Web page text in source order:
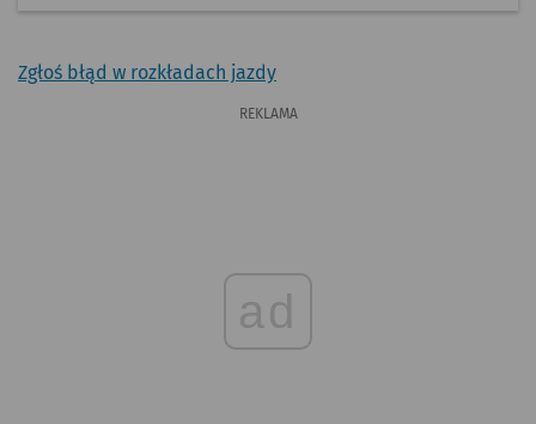
Zgłoś błąd w rozkładach jazdy
REKLAMA
ad